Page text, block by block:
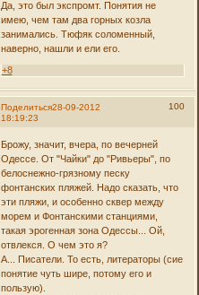
Да, это был экспромт. Понятия не
имею, чем там два горных козла
занимались. Тюфяк соломенный,
наверно, нашли и ели его.
+8
Поделиться 100
28-09-2012
18:19:23
Брожу, значит, вчера, по вечерней
Одессе. От "Чайки" до "Ривьеры", по
белоснежно-грязному песку
фонтанских пляжей. Надо сказать, что
эти пляжи, и особенно сквер между
морем и Фонтанскими станциями,
такая эрогенная зона Одессы... Ой,
отвлекся. О чем это я?
А... Писатели. То есть, литераторы (сие
понятие чуть шире, потому его и
пользую).